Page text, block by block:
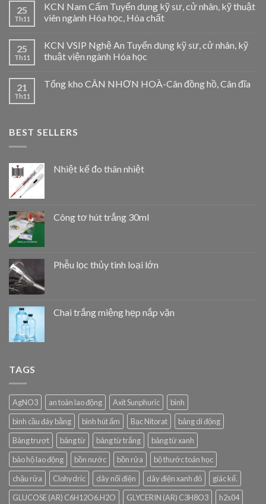
25
Th11
KCN Nam Cấm Tuyển dụng kỹ sư, cử nhân, kỹ thuật
viên ngành Hóa học, Hóa chất
25
Th11
KCN VSIP Nghệ An Tuyển dụng kỹ sư, cử nhân, kỹ
thuật viện ngành Hóa học
21
Th11
Tổng kho CÂN NHƠN HOÀ-Cân đồng hồ, Cân đĩa
BEST SELLERS
Nhiệt kế đo thân nhiệt
Công tơ hút trắng 30ml
Phễu lọc thủy tinh loại lớn
Chai trắng miệng hẹp nắp vặn
TAGS
AgNO3 an toàn lao động Axit Sunphuric
bình
bình cầu đáy bằng
bình hút ẩm Bạc Nitorat
bảng di động
Bảng trượt
bảng từ bảng từ trắng
bảng từ xanh
bảo hộ lao động
bồn nước bồn rửa
bộ thước toán học
chậu rửa
Clohydric dây nối điện dây điện xanh đỏ
giác kế.
GLUCOSE (AR) C6H12O6.H2O
GLYCERIN (AR) C3H8O3 h2s04